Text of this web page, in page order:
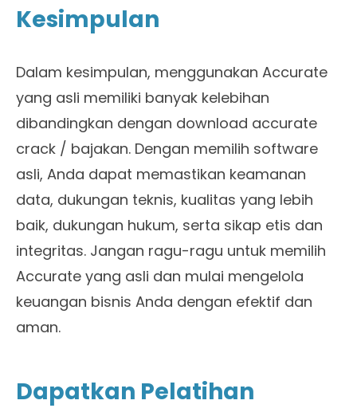
Kesimpulan
Dalam kesimpulan, menggunakan Accurate
yang asli memiliki banyak kelebihan
dibandingkan dengan download accurate
crack / bajakan. Dengan memilih software
asli, Anda dapat memastikan keamanan
data, dukungan teknis, kualitas yang lebih
baik, dukungan hukum, serta sikap etis dan
integritas. Jangan ragu-ragu untuk memilih
Accurate yang asli dan mulai mengelola
keuangan bisnis Anda dengan efektif dan
aman.
Dapatkan Pelatihan